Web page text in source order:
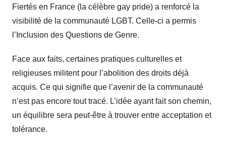
Fiertés en France (la célèbre gay pride) a renforcé la
visibilité de la communauté LGBT. Celle-ci a permis
l’Inclusion des Questions de Genre.
Face aux faits, certaines pratiques culturelles et
religieuses militent pour l’abolition des droits déjà
acquis. Ce qui signifie que l’avenir de la communauté
n’est pas encore tout tracé. L’idée ayant fait son chemin,
un équilibre sera peut-être à trouver entre acceptation et
tolérance.